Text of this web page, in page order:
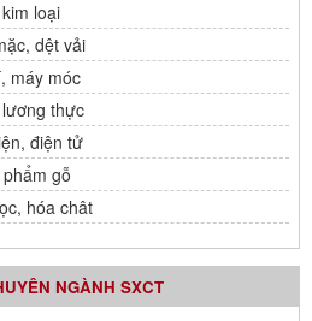
loại
dệt vải
máy móc
thực
điện tử
gỗ
hóa chât
NGÀNH SXCT